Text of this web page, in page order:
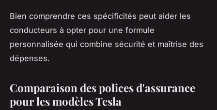
Bien comprendre ces spécificités peut aider les
conducteurs à opter pour une formule
personnalisée qui combine sécurité et maîtrise des
dépenses.
Comparaison des polices d'assurance
pour les modèles Tesla